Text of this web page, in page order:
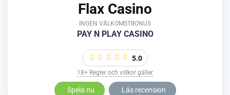
Flax Casino
INGEN VÄLKOMSTBONUS
PAY N PLAY CASINO
5.0
18+ Regler och villkor gäller
Spela nu Läs recension